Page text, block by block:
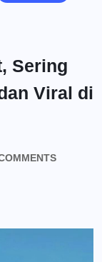
Sering
Viral di